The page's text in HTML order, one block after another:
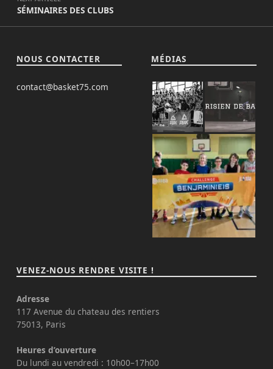
SÉMINAIRES DES CLUBS
NOUS CONTACTER
contact@basket75.com
MÉDIAS
VENEZ-NOUS RENDRE VISITE !
Adresse
117 Avenue du chateau des rentiers
75013, Paris
Heures d’ouverture
Du lundi au vendredi : 10h00–17h00